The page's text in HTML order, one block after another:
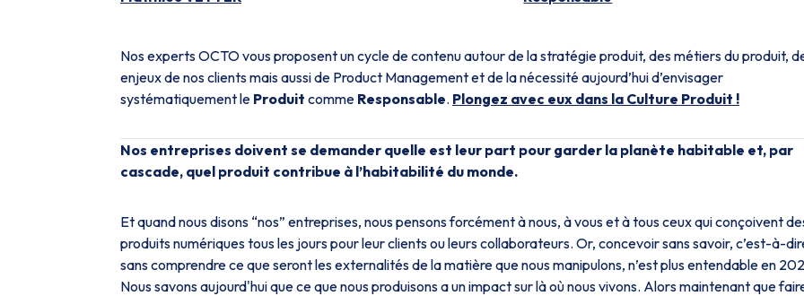
Nos experts OCTO vous proposent un cycle de contenu autour de la stratégie produit, des métiers du produit,
enjeux de nos clients mais aussi de Product Management et de la nécessité aujourd’hui d’envisager
systématiquement le Produit comme Responsable. Plongez avec eux dans la Culture Produit !
Nos entreprises doivent se demander quelle est leur part pour garder la planète habitable et, par
cascade, quel produit contribue à l’habitabilité du monde.
Et quand nous disons “nos” entreprises, nous pensons forcément à nous, à vous et à tous ceux qui conçoivent
produits numériques tous les jours pour leur clients ou leurs collaborateurs. Or, concevoir sans savoir, c’est-à-
sans comprendre ce que seront les externalités de la matière que nous manipulons, n’est plus entendable en
Nous savons aujourd'hui que ce que nous produisons a un impact sur là où nous vivons. Alors maintenant que